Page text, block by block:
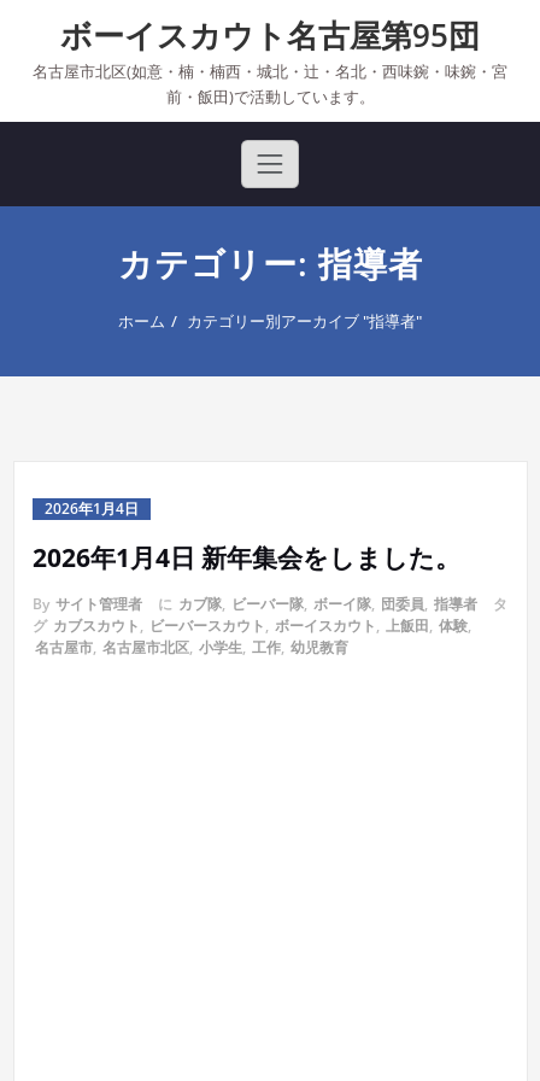
content
ボーイスカウト名古屋第95団
名古屋市北区(如意・楠・楠西・城北・辻・名北・西味鋺・味鋺・宮
前・飯田)で活動しています。
カテゴリー: 指導者
ホーム カテゴリー別アーカイブ "指導者"
2026年1月4日
2026年1月4日 新年集会をしました。
By サイト管理者 に カブ隊, ビーバー隊, ボーイ隊, 団委員, 指導者
タ
グ カブスカウト, ビーバースカウト, ボーイスカウト, 上飯田, 体験,
名古屋市, 名古屋市北区, 小学生, 工作, 幼児教育